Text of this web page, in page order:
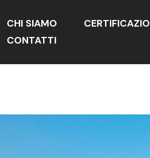
CHI SIAMO
CONTATTI